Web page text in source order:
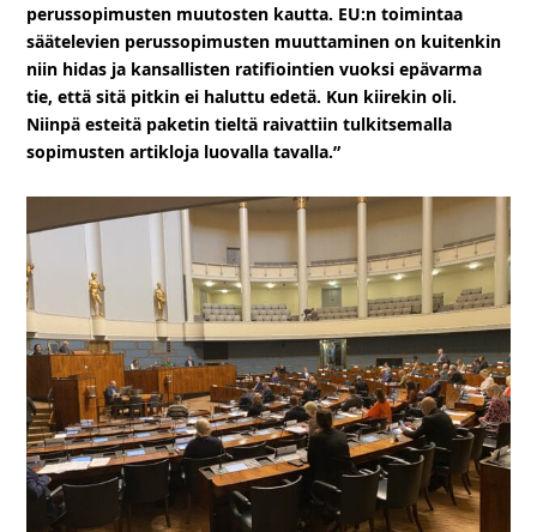
perussopimusten muutosten kautta. EU:n toimintaa
säätelevien perussopimusten muuttaminen on kuitenkin
niin hidas ja kansallisten ratifiointien vuoksi epävarma
tie, että sitä pitkin ei haluttu edetä. Kun kiirekin oli.
Niinpä esteitä paketin tieltä raivattiin tulkitsemalla
sopimusten artikloja luovalla tavalla.”